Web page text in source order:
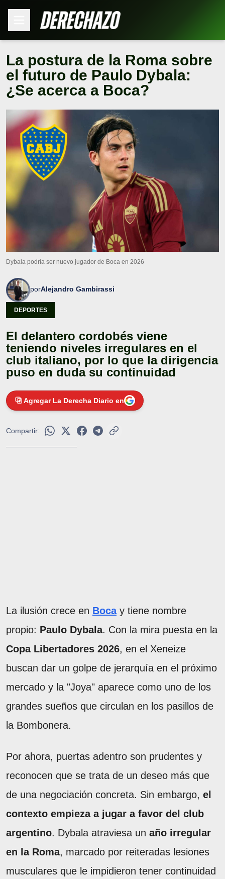
La postura de la Roma sobre
el futuro de Paulo Dybala:
¿Se acerca a Boca?
Dybala podría ser nuevo jugador de Boca en 2026
porAlejandro Gambirassi
DEPORTES
El delantero cordobés viene
teniendo niveles irregulares en el
club italiano, por lo que la dirigencia
puso en duda su continuidad
Agregar La Derecha Diario en
Compartir:
La ilusión crece en Bocay tiene nombre
propio: Paulo Dybala. Con la mira puesta en la
Copa Libertadores 2026, en el Xeneize
buscan dar un golpe de jerarquía en el próximo
mercado y la "Joya" aparece como uno de los
grandes sueños que circulan en los pasillos de
la Bombonera.
Por ahora, puertas adentro son prudentes y
reconocen que se trata de un deseo más que
de una negociación concreta. Sin embargo, el
contexto empieza a jugar a favor del club
argentino. Dybala atraviesa un año irregular
en la Roma, marcado por reiteradas lesiones
musculares que le impidieron tener continuidad